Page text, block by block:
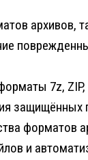
архивов,
7z,
форматов
и